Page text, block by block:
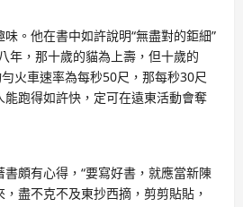
。他在書中如許說明“無盡對的鉅細”
年，那十歲的貓為上壽，但十歲的
火車速率為每秒50尺，那每秒30尺
跑得如許快，定可在遠東活動會奪
頗有心得，“要寫好書，就應當新陳
盡不克不及東抄西摘，剪剪貼貼，